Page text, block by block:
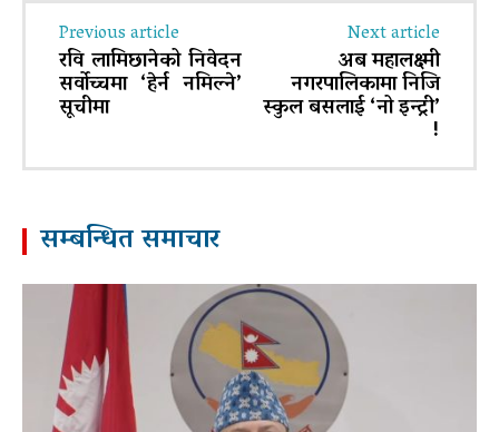
Previous article
रवि लामिछानेको निवेदन
सर्वोच्चमा ‘हेर्न नमिल्ने’
सूचीमा
Next article
अब महालक्ष्मी
नगरपालिकामा निजि
स्कुल बसलाई ‘नो इन्ट्री’
!
सम्बन्धित समाचार